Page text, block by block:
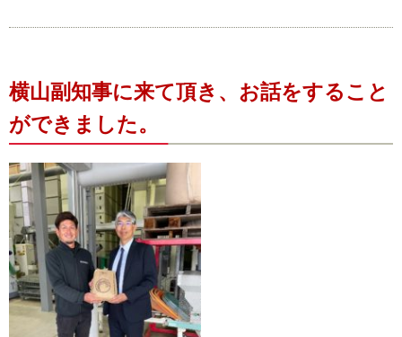
横山副知事に来て頂き、お話をすること
ができました。